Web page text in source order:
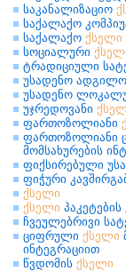
საკანალიზაციო
საქალაქო
საქალაქო ქსელი
სოციალური
ტრადიციული
უსადენო
უსადენო
უჯრედოვანი
ფართოზოლიანი
ფართოზოლიანი
მომსახურების
ფიქსირებული
ფიჭური
ქსელი
ქსელი
ჩვეულებრივი
ციფრული ქსელი
ინტეგრაციით
წვდომის ქსელი